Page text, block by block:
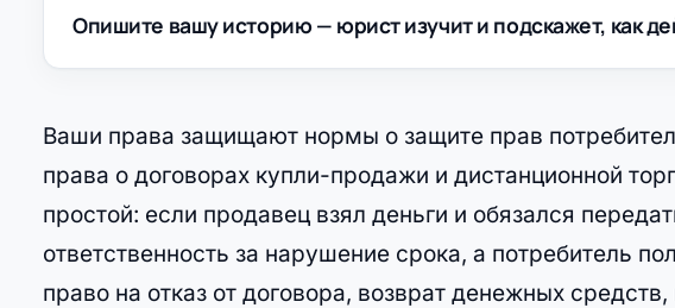
Опишите вашу историю — юрист изучит и подскажет, как
Ваши права защищают нормы о защите прав
права о договорах купли-продажи и дистанционной
простой: если продавец взял деньги и обязался
ответственность за нарушение срока, а потребитель
право на отказ от договора, возврат денежных